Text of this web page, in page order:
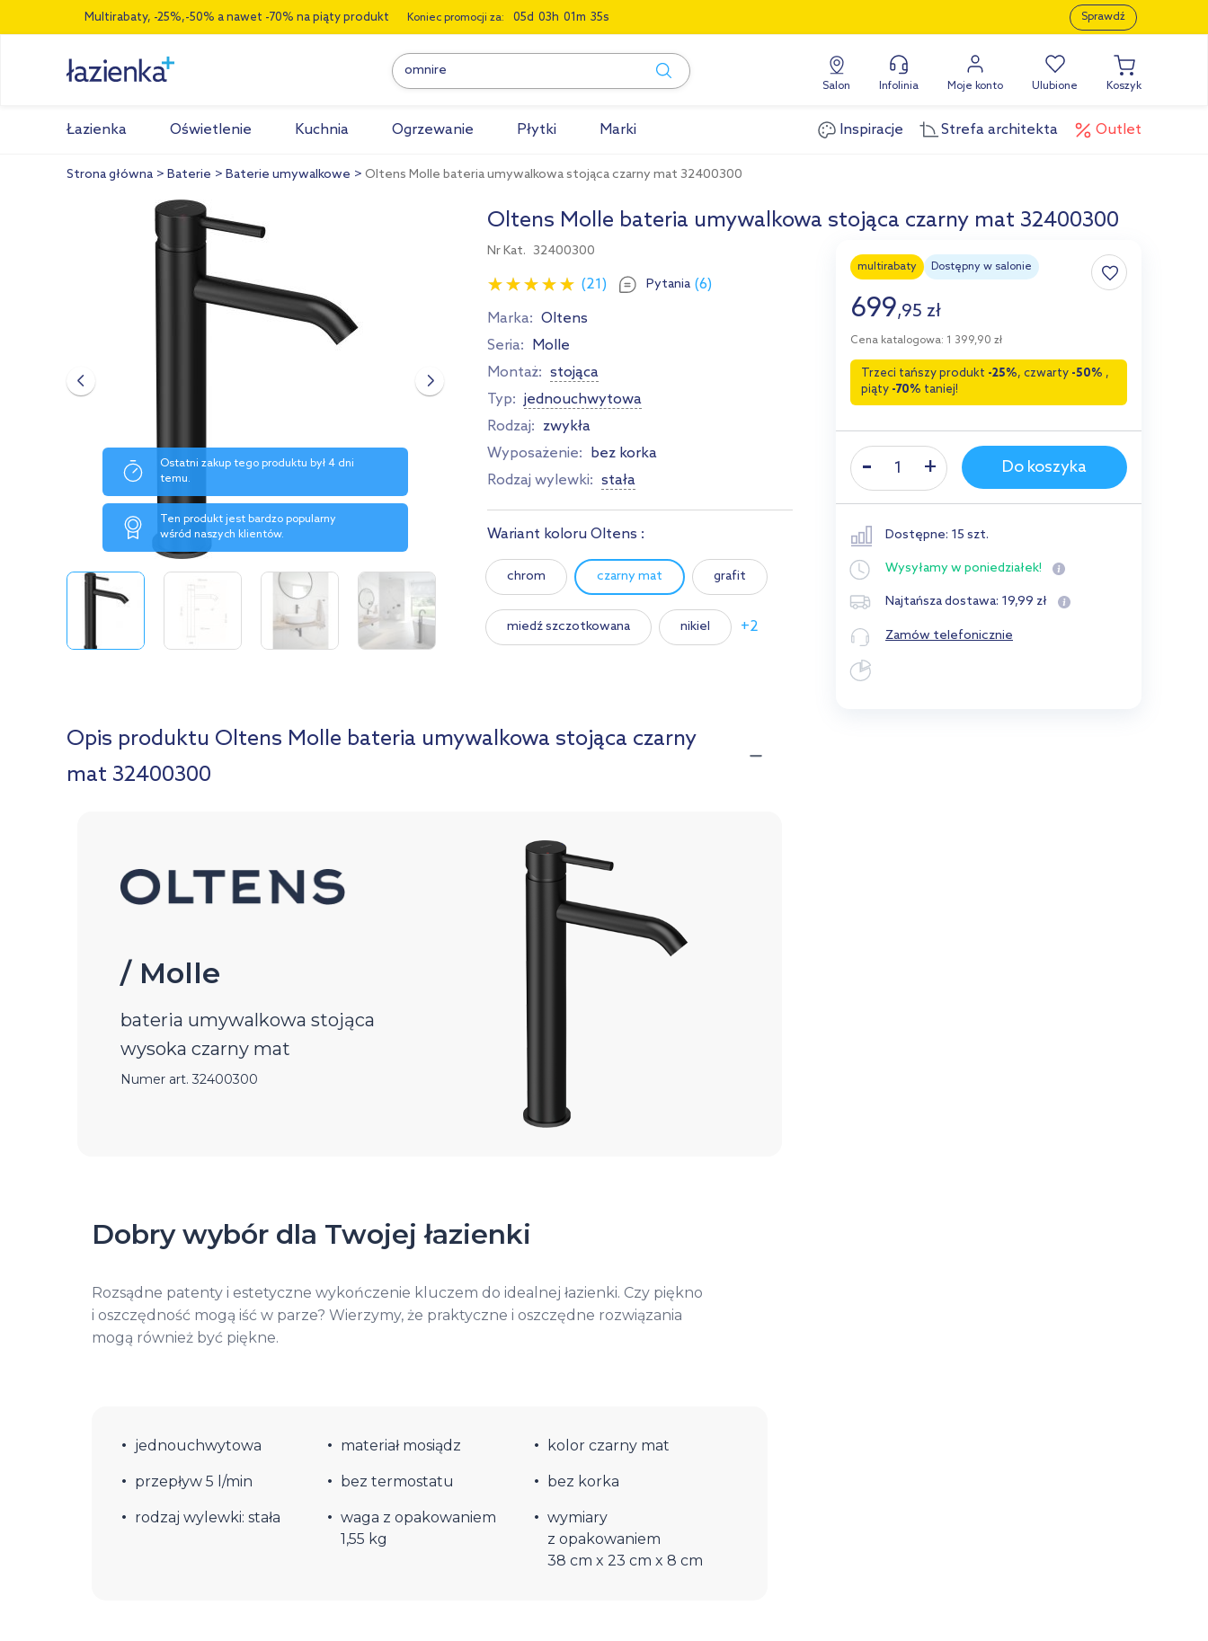
Multirabaty, -25%,-50% a nawet -70% na piąty produkt Koniec promocji za: 05 03 01 34 Sprawdź
Salon Infolinia Moje konto Ulubione Koszyk
Łazienka Oświetlenie Kuchnia Ogrzewanie Płytki Marki Inspiracje Strefa architekta Outlet
Strona główna Baterie Baterie umywalkowe Oltens Molle bateria umywalkowa stojąca czarny mat 32400300
Ostatni zakup tego produktu był 4 dni
temu.
Ten produkt jest bardzo popularny
wśród naszych klientów.
Oltens Molle bateria umywalkowa stojąca czarny mat 32400300
Nr Kat. 32400300
(21) Pytania (6)
Marka: Oltens
Seria: Molle
Montaż: stojąca
Typ: jednouchwytowa
Rodzaj: zwykła
Wyposażenie: bez korka
Rodzaj wylewki: stała
Wariant koloru Oltens :
chrom czarny mat grafit
miedź szczotkowana nikiel +2
multirabaty Dostępny w salonie
699,95 zł
Cena katalogowa: 1 399,90 zł
Trzeci tańszy produkt -25%, czwarty -50% ,
piąty -70% taniej!
Do koszyka
Dostępne: 15 szt.
Wysyłamyw poniedziałek!
Najtańsza dostawa: 19,99 zł
Zamów telefonicznie
Opis produktu Oltens Molle bateria umywalkowa stojąca czarny
mat 32400300
/ Molle
bateria umywalkowa stojąca
wysoka czarny mat
Numer art. 32400300
Dobry wybór dla Twojej łazienki
Rozsądne patenty i estetyczne wykończenie kluczem do idealnej łazienki. Czy piękno
i oszczędność mogą iść w parze? Wierzymy, że praktyczne i oszczędne rozwiązania
mogą również być piękne.
jednouchwytowa materiał mosiądz kolor czarny mat
przepływ 5 l/min bez termostatu bez korka
rodzaj wylewki: stała
waga z opakowaniem
1,55 kg
wymiary
z opakowaniem
38 cm x 23 cm x 8 cm